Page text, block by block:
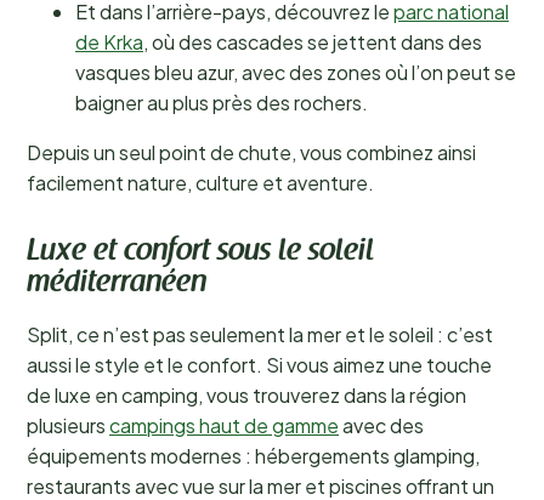
Et dans l’arrière-pays, découvrez leparc national
de Krka, où des cascades se jettent dans des
vasques bleu azur, avec des zones où l’on peut se
baigner au plus près des rochers.
Depuis un seul point de chute, vous combinez ainsi
facilement nature, culture et aventure.
Luxe et confort sous le soleil
méditerranéen
Split, ce n’est pas seulement la mer et le soleil : c’est
aussi le style et le confort. Si vous aimez une touche
de luxe en camping, vous trouverez dans la région
plusieurscampings haut de gammeavec des
équipements modernes : hébergements glamping,
restaurants avec vue sur la mer et piscines offrant un